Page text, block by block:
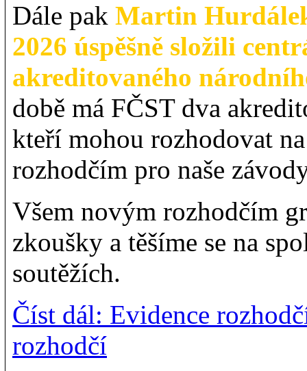
Dále pak Martin
2026 úspěšně složili
akreditovaného
době má FČST dva
kteří mohou rozhodovat
rozhodčím pro naše
Všem novým rozhodčím
zkoušky a těšíme se na
soutěžích.
Číst dál: Evidence
rozhodčí